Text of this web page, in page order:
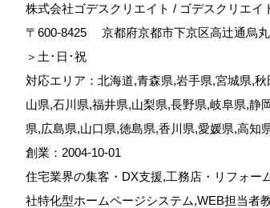
株式会社ゴデスクリエイト / ゴデスクリエイ
〒600-8425
京都府京都市下京区高辻通烏
＞土･日･祝
対応エリア：北海道,青森県,岩手県,宮城県,
山県,石川県,福井県,山梨県,長野県,岐阜県,静
県,広島県,山口県,徳島県,香川県,愛媛県,高知
創業：2004-10-01
住宅業界の集客・DX支援,工務店・リフォー
社特化型ホームページシステム,WEB担当者